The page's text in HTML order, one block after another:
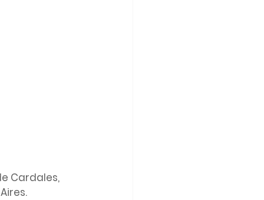
Cardales,